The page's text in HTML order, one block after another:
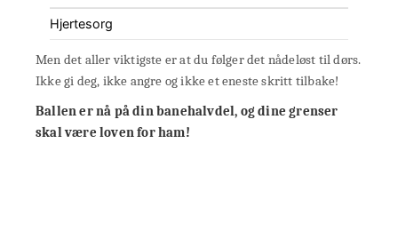
Hjertesorg
Men det aller viktigste er at du følger det nådeløst til dørs.
Ikke gi deg, ikke angre og ikke et eneste skritt tilbake!
Ballen er nå på din banehalvdel, og dine grenser
skal være loven for ham!